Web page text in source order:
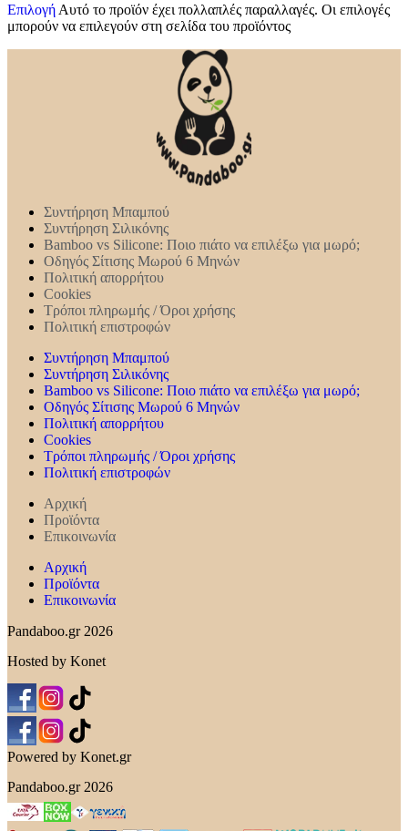
Επιλογή Αυτό το προϊόν έχει πολλαπλές παραλλαγές. Οι επιλογές
μπορούν να επιλεγούν στη σελίδα του προϊόντος
Συντήρηση Mπαμπού
Συντήρηση Σιλικόνης
Bamboo vs Silicone: Ποιο πιάτο να επιλέξω για μωρό;
Οδηγός Σίτισης Μωρού 6 Μηνών
Πολιτική απορρήτου
Cookies
Τρόποι πληρωμής / Όροι χρήσης
Πολιτική επιστροφών
Συντήρηση Mπαμπού
Συντήρηση Σιλικόνης
Bamboo vs Silicone: Ποιο πιάτο να επιλέξω για μωρό;
Οδηγός Σίτισης Μωρού 6 Μηνών
Πολιτική απορρήτου
Cookies
Τρόποι πληρωμής / Όροι χρήσης
Πολιτική επιστροφών
Αρχική
Προϊόντα
Επικοινωνία
Αρχική
Προϊόντα
Επικοινωνία
Pandaboo.gr 2026
Hosted by Konet
Powered by Konet.gr
Pandaboo.gr 2026